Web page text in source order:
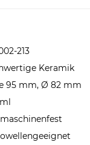
213
Keramik
95 mm, Ø 82 mm